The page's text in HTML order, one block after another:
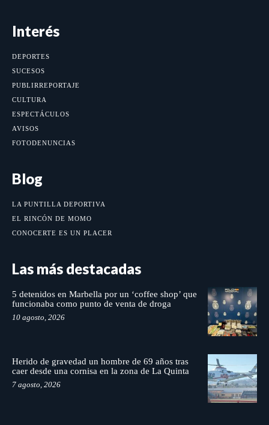
Interés
DEPORTES
SUCESOS
PUBLIRREPORTAJE
CULTURA
ESPECTÁCULOS
AVISOS
FOTODENUNCIAS
Blog
LA PUNTILLA DEPORTIVA
EL RINCÓN DE MOMO
CONOCERTE ES UN PLACER
Las más destacadas
5 detenidos en Marbella por un ‘coffee shop’ que
funcionaba como punto de venta de droga
10 agosto, 2026
Herido de gravedad un hombre de 69 años tras
caer desde una cornisa en la zona de La Quinta
7 agosto, 2026